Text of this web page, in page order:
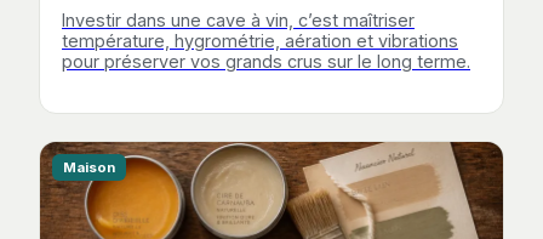
Investir dans une cave à vin, c’est maîtriser
température, hygrométrie, aération et vibrations
pour préserver vos grands crus sur le long terme.
Maison